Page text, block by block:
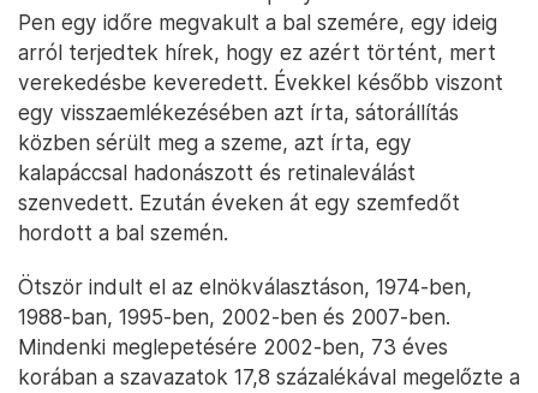
Pen egy időre megvakult a bal szemére, egy ideig
arról terjedtek hírek, hogy ez azért történt, mert
verekedésbe keveredett. Évekkel később viszont
egy visszaemlékezésében azt írta, sátorállítás
közben sérült meg a szeme, azt írta, egy
kalapáccsal hadonászott és retinaleválást
szenvedett. Ezután éveken át egy szemfedőt
hordott a bal szemén.
Ötször indult el az elnökválasztáson, 1974-ben,
1988-ban, 1995-ben, 2002-ben és 2007-ben.
Mindenki meglepetésére 2002-ben, 73 éves
korában a szavazatok 17,8 százalékával megelőzte a